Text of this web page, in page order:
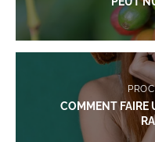
COMMENT FAIRE